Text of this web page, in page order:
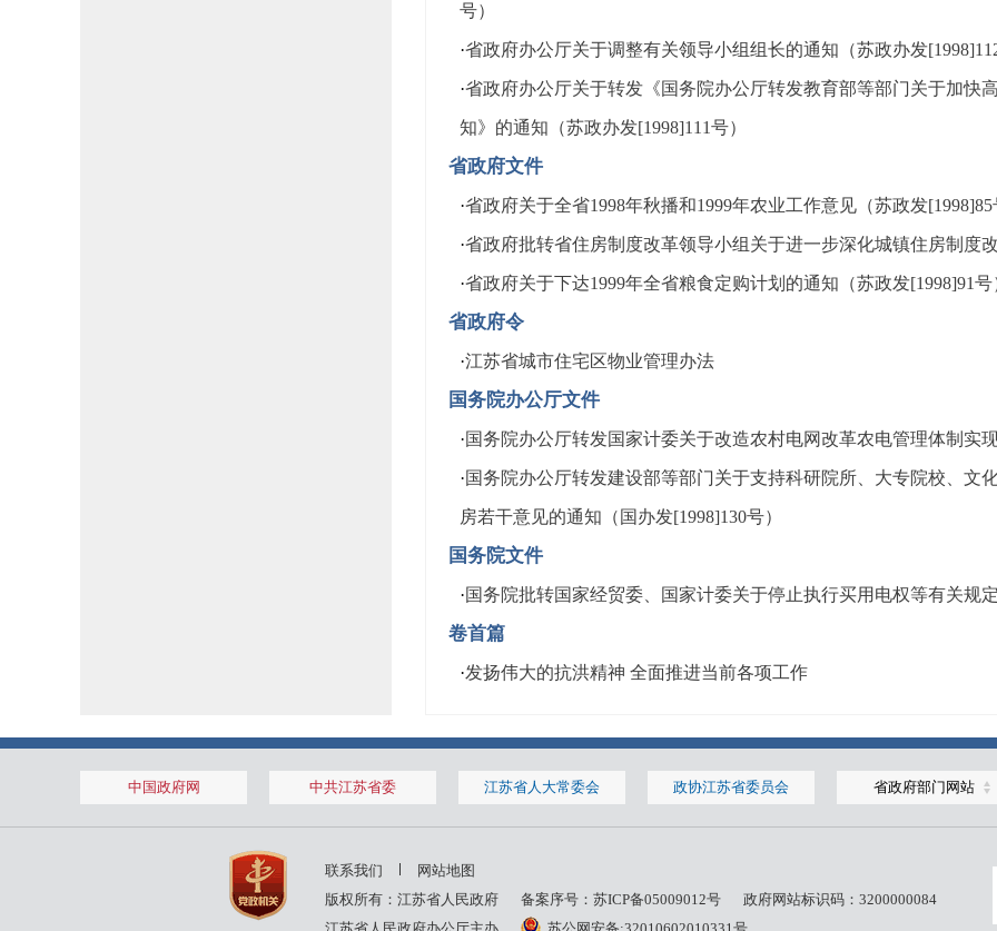
号）
·省政府办公厅关于调整有关领导小组组长的通知（苏政办发[1998]112
·省政府办公厅关于转发《国务院办公厅转发教育部等部门关于加快
知》的通知（苏政办发[1998]111号）
省政府文件
·省政府关于全省1998年秋播和1999年农业工作意见（苏政发[1998]85
·省政府批转省住房制度改革领导小组关于进一步深化城镇住房制度
·省政府关于下达1999年全省粮食定购计划的通知（苏政发[1998]91号
省政府令
·江苏省城市住宅区物业管理办法
国务院办公厅文件
·国务院办公厅转发国家计委关于改造农村电网改革农电管理体制实
·国务院办公厅转发建设部等部门关于支持科研院所、大专院校、文
房若干意见的通知（国办发[1998]130号）
国务院文件
·国务院批转国家经贸委、国家计委关于停止执行买用电权等有关规
卷首篇
·发扬伟大的抗洪精神 全面推进当前各项工作
中国政府网 中共江苏省委 江苏省人大常委会 政协江苏省委员会 省政府部门网站
联系我们
网站地图
版权所有：江苏省人民政府
备案序号： 苏ICP备05009012号
政府网站标识码：3200000084